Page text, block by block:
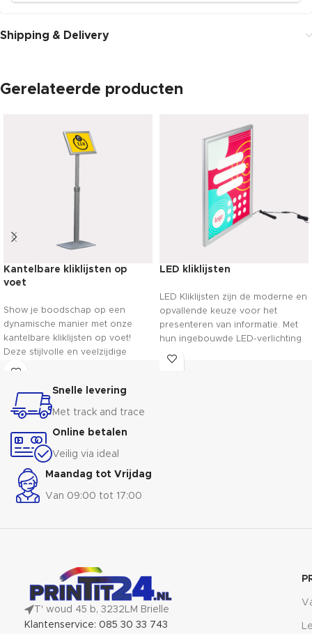
Shipping & Delivery
Gerelateerde producten
Kantelbare kliklijsten op
voet
Show je boodschap op een
dynamische manier met onze
kantelbare kliklijsten op voet!
Deze stijlvolle en veelzijdige
displays geven je posters en
uitstraling. Klik je boodschap
eenvoudig vast en laat het
publiek versteld staan door de
kantelfunctie. Met onze kliklijsten
op voet ben je altijd in the
spotlight!
LED kliklijsten
LED Kliklijsten zijn de moderne en
opvallende keuze voor het
presenteren van informatie. Met
hun ingebouwde LED-verlichting
trekken ze direct de aandacht en
Snelle levering
Met track and trace
Online betalen
Veilig via ideal
Maandag tot Vrijdag
Van 09:00 tot 17:00
T' woud 45 b, 3232LM Brielle
Klantenservice: 085 30 33 743